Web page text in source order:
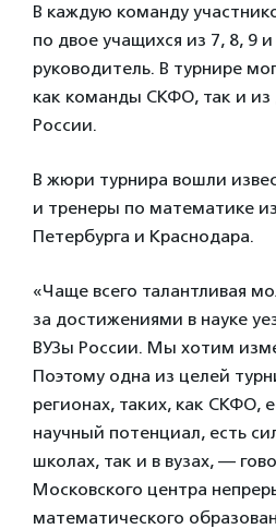
В каждую команду
по двое учащихся из 7, 8, 9 и
руководитель. В турнире
как команды СКФО, так и из
России.
В жюри турнира вошли
и тренеры по математике
Петербурга и Краснодара.
«Чаще всего талантливая
за достижениями в науке
ВУЗы России. Мы хотим
Поэтому одна из целей
регионах, таких, как СКФО,
научный потенциал, есть
школах, так и в вузах, —
Московского центра
математического